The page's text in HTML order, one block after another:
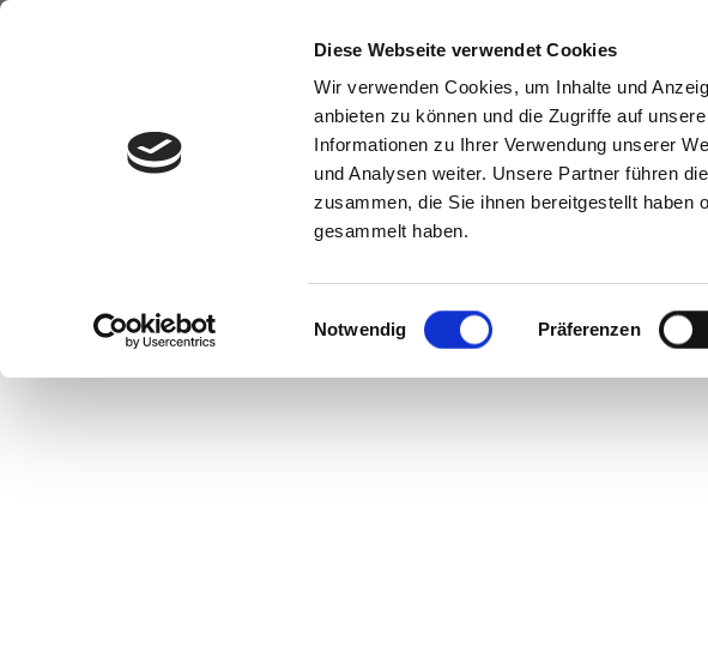
Diese Webseite verwendet Cookies
Wir verwenden Cookies, um Inhalte und
anbieten zu können und die Zugriffe auf
Informationen zu Ihrer Verwendung unserer
und Analysen weiter. Unsere Partner führen
zusammen, die Sie ihnen bereitgestellt haben
gesammelt haben.
Einwilligungsauswahl
Notwendig Präferenzen